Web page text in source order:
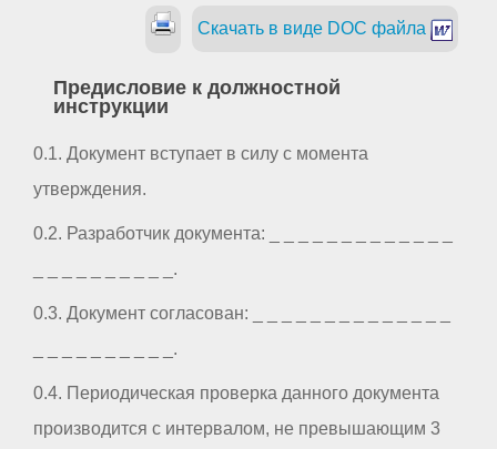
Скачать в виде DOC файла
Предисловие к должностной
инструкции
0.1. Документ вступает в силу с момента
утверждения.
0.2. Разработчик документа: _ _ _ _ _ _ _ _ _ _ _ _ _
_ _ _ _ _ _ _ _ _ _.
0.3. Документ согласован: _ _ _ _ _ _ _ _ _ _ _ _ _ _
_ _ _ _ _ _ _ _ _ _.
0.4. Периодическая проверка данного документа
производится с интервалом, не превышающим 3